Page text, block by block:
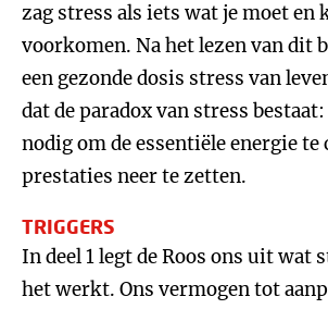
zag stress als iets wat je moet en
voorkomen. Na het lezen van dit
een gezonde dosis stress van
dat de paradox van stress
nodig om de essentiële energie te
prestaties neer te zetten.
TRIGGERS
In deel 1 legt de Roos ons uit wat
het werkt. Ons vermogen tot